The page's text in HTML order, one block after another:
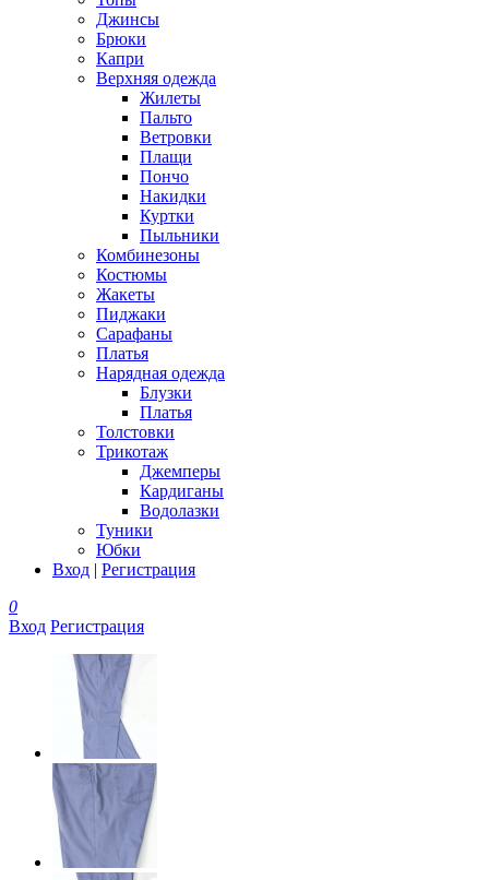
Джинсы
Брюки
Капри
Верхняя одежда
Жилеты
Пальто
Ветровки
Плащи
Пончо
Накидки
Куртки
Пыльники
Комбинезоны
Костюмы
Жакеты
Пиджаки
Сарафаны
Платья
Нарядная одежда
Блузки
Платья
Толстовки
Трикотаж
Джемперы
Кардиганы
Водолазки
Туники
Юбки
Вход | Регистрация
0
Вход Регистрация